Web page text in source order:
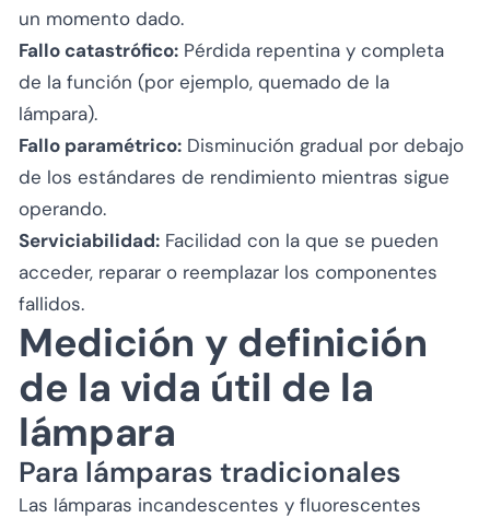
un momento dado.
Fallo catastrófico: Pérdida repentina y completa
de la función (por ejemplo, quemado de la
lámpara).
Fallo paramétrico: Disminución gradual por debajo
de los estándares de rendimiento mientras sigue
operando.
Serviciabilidad: Facilidad con la que se pueden
acceder, reparar o reemplazar los componentes
fallidos.
Medición y definición
de la vida útil de la
lámpara
Para lámparas tradicionales
Las lámparas incandescentes y fluorescentes